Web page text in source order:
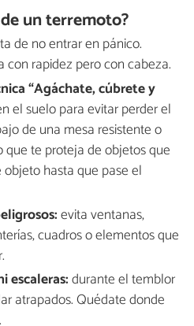
un terremoto?
de no entrar en pánico.
con rapidez pero con cabeza.
“Agáchate, cúbrete y
el suelo para evitar perder el
de una mesa resistente o
te proteja de objetos que
hasta que pase el
evita ventanas,
cuadros o elementos que
escaleras:durante el temblor
atrapados. Quédate donde